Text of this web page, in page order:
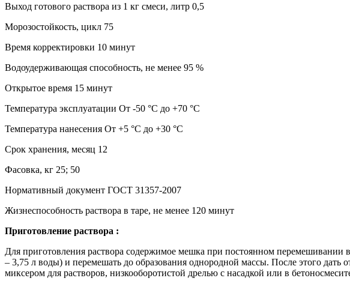
Выход готового раствора из 1 кг смеси, литр 0,5
Морозостойкость, цикл 75
Время корректировки 10 минут
Водоудерживающая способность, не менее 95 %
Открытое время 15 минут
Температура эксплуатации От -50 °С до +70 °С
Температура нанесения От +5 °С до +30 °С
Срок хранения, месяц 12
Фасовка, кг 25; 50
Нормативный документ ГОСТ 31357-2007
Жизнеспособность раствора в таре, не менее 120 минут
Приготовление раствора :
Для приготовления раствора содержимое мешка при постоянном перемешивании
– 3,75 л воды) и перемешать до образования однородной массы. После этого
миксером для растворов, низкооборотистой дрелью с насадкой или в